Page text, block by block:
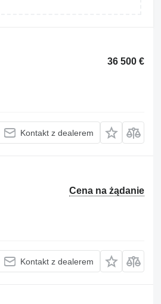
36 500 €
Kontakt z dealerem
Cena na żądanie
Kontakt z dealerem